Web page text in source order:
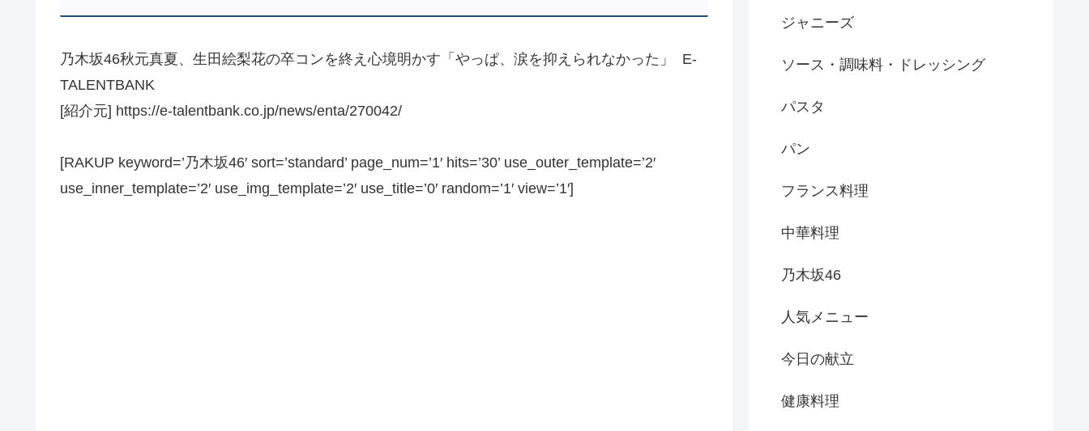
乃木坂46秋元真夏、生田絵梨花の卒コンを終え心境明かす「やっぱ、涙を抑えられなかった」 E-
TALENTBANK
[紹介元] https://e-talentbank.co.jp/news/enta/270042/
[RAKUP keyword=’乃木坂46′ sort=’standard’ page_num=’1′ hits=’30’ use_outer_template=’2′
use_inner_template=’2′ use_img_template=’2′ use_title=’0′ random=’1′ view=’1′]
ジャニーズ
ソース・調味料・ドレッシング
パスタ
パン
フランス料理
中華料理
乃木坂46
人気メニュー
今日の献立
健康料理